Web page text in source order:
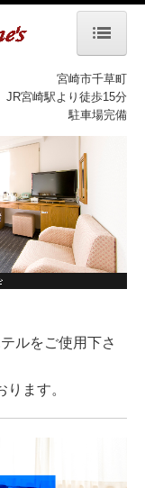
宮崎市千草町
JR宮崎駅より徒歩15分
駐車場完備
ルをご使用下さ
ます。